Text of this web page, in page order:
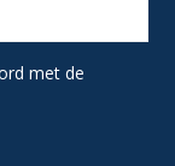
met de